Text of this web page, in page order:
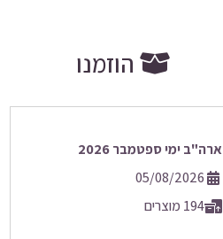
הוזמנו
ארה"ב ימי ספטמבר 2026
05/08/2026
194 מוצרים